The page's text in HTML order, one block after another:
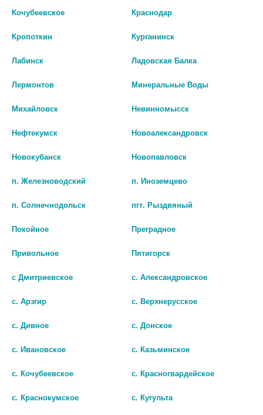
В КОРЗИНУ
Описание
Наличие в аптеках
БИО АГЛФ №103 с. Новоселицкое ул. Школьная 31
Популярные в разделе
Кочубеевское Краснодар
Кропоткин Курганинск
Лабинск Ладовская Балка
Лермонтов Минеральные Воды
Михайловск Невинномысск
Нефтекумск Новоалександровск
Новокубанск Новопавловск
п. Железноводский п. Иноземцево
п. Солнечнодольск пгт. Рыздвяный
Покойное Преградное
Привольное Пятигорск
с Дмитриевское с. Александровское
с. Арзгир с. Верхнерусское
с. Дивное с. Донское
с. Ивановское с. Казьминское
с. Кочубеевское с. Красногвардейское
с. Краснокумское с. Кугульта